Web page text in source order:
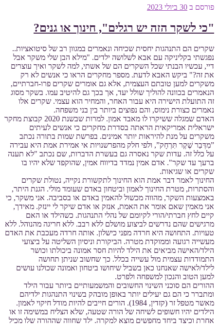
פורסם ב 30 ביולי 2023
"כי לשקר הזה יש רגלים", חינוך או גנים?
שקרים הם התנהגות יחסית שכיחה ונאמרים במגוון רב של סיטואציות..
נפגשתי בקליניקה עם אבא לשלושה ילדים. "מילא הבן שלי משקר אבל
דיי, עכשיו הבנתי שכל השקרים הם של אשתי, למה לשקר ואיך עוצרים
את זה?" ביקש האבא לדעת. מספר מחקרים הראו כי אנשים לא רק
משקרים למען טובתם העצמית, אלא גם אומרים שקרים פרו-חברתיים,
הנאמרים בכוונה להוליך שולל יעד, אך בכך גם להיטיב עמו. בשקר מסוג
זה התועלת הישירה היא עבור האחר, והמחיר הוא עצמי. שקרים אלו
נאמרים כצורת נימוס, והם נפוצים ביותר בין בני משפחה.
האדם שמגלה ששיקרו לו מאבד אמון. למרות שבשנת 2020 קבוצת מחקר
ישראלית אמריקאית הראתה בסדרת מחקרים כי אנשים לעיתים
משקרים על מנת להיראות יותר אמינים. בפרשת שמות בתורה נכתב
”מִדְּבַר שֶׁקֶר תִּרְחָק”, ולפי חלק מהפרשנויות אי אמירת אמת היא עבירה
על כלל זה. עדות שקר נאסרה גם בעשרת הדברות, שם נכתב "לא תענה
ברעך עד שקר". אדם אמין נמדד בדיווח אמין, שהוקפד שלא יהיו בו
שקרים או שגיאות.
החינוך לאמר דבר אמת הוא החינוך לתקשורת נקייה, נטולת שקרים
והסתרות, מטרת החינוך לאמון וביטחון באדם שעומד מולי. הגנת היתר,
באמצעות השקר, מהווה מכשול להאמין באדם או בסביבה. אני משקר, כי
אני מאמין שאם אומר את האמת, אנזק או אדם שיקר לי יינזק. מאידך,
קיים לחץ חברתי/הורי לקיומם של נהלי התנהגות. כשהילד או האם
מרגישים שהם נדרשים לביצוע מושלם ללא רבב. ללא חריגה מהנוהל. ללא
טעויות. התחושה היא חרדה מפני כישלון. אותה חרדה מעכבת את האדם
מעשייה רגועה וממוקדת מטרה. הביקורת וניסיון השליטה על ביצועי
הילד/האישה מביאים את הילד להיות חסר אמונה ביכולתו וכושר
התמודדות עצמית מול עשייה בכלל. כך שחשוב שניתן תחושה
לילד/לאישה שאנחנו כאן בשביל שיחושו ביטחון ואמונה שכולנו עושים
למען הטוב והנכון למשפחה ולפרט.
ההורים הם סוכני השינוי החשובים והמשמעותיים ביותר עבור הילד
ומתברר כי הם גם יעילים יותר באופן מובהק בשינוי התנהגות ילדיהם
מאשר מטפל זר (קזדין, 1984). הורים חייבים להיות מודל חיקוי לאמון.
הילדים יהיו חשופים לשיחה של הורה שטעה, שלא הצליח במשימה זו או
אחרת וכיצד ביחד מחפשים מוצא למקרה. ילד שחווה שההורה שלו מכיל